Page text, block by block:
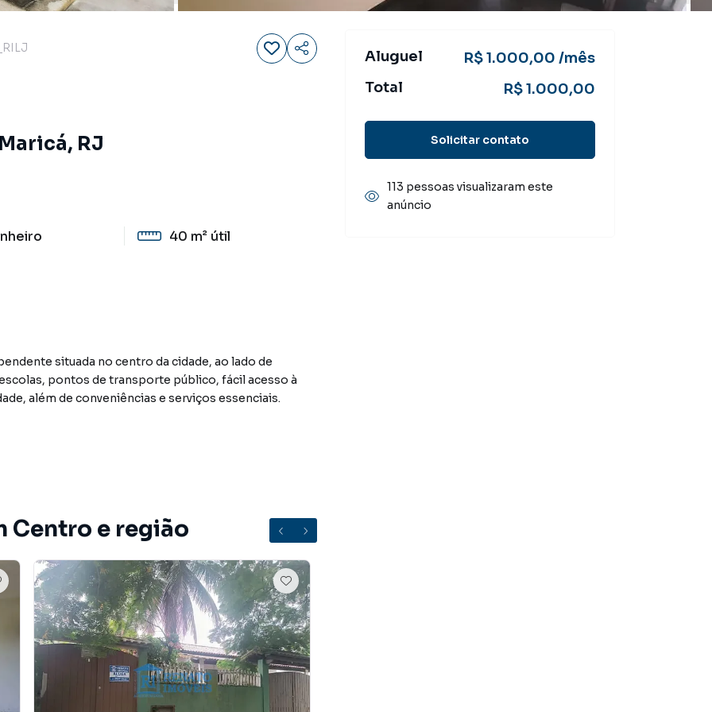
RJ
40 m² útil
situada no centro da cidade, ao lado de
pontos de transporte público, fácil acesso à
além de conveniências e serviços essenciais.
coberta.
DURANTE O ATENDIMENTO.
Centro, em Maricá. Não encontrou o que procurava
Entre em contato com nossa equipe pelo
casas residenciais e comerciais, sobrados,
além de empreendimentos em construção ou
Centro e região
Aluguel
R$ 1.000,00 /mês
Total
R$ 1.000,00
Solicitar contato
113 pessoas visualizaram este
anúncio